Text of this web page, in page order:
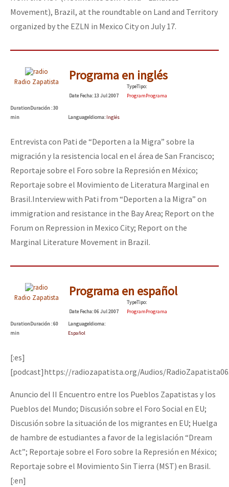
Movement), Brazil, at the roundtable on Land and Territory
organized by the EZLN in Mexico City on July 17.
Radio Zapatista Programa en inglés
DateFecha: 13 Jul 2007
TypeTipo:
ProgramPrograma
DurationDuración: 30
min
LanguageIdioma: Inglés
Entrevista con Pati de “Deporten a la Migra” sobre la
migración y la resistencia local en el área de San Francisco;
Reportaje sobre el Foro sobre la Represión en México;
Reportaje sobre el Movimiento de Literatura Marginal en
Brasil.Interview with Pati from “Deporten a la Migra” on
immigration and resistance in the Bay Area; Report on the
Forum on Repression in Mexico City; Report on the
Marginal Literature Movement in Brazil.
Radio Zapatista Programa en español
DateFecha: 06 Jul 2007
TypeTipo:
ProgramPrograma
DurationDuración: 60
min
LanguageIdioma:
Español
[:es]
[podcast]https://radiozapatista.org/Audios/
Anuncio del II Encuentro entre los Pueblos Zapatistas y los
Pueblos del Mundo; Discusión sobre el Foro Social en EU;
Discusión sobre la situación de los migrantes en EU; Huelga
de hambre de estudiantes a favor de la legislación “Dream
Act”; Reportaje sobre el Foro sobre la Represión en México;
Reportaje sobre el Movimiento Sin Tierra (MST) en Brasil.
[:en]